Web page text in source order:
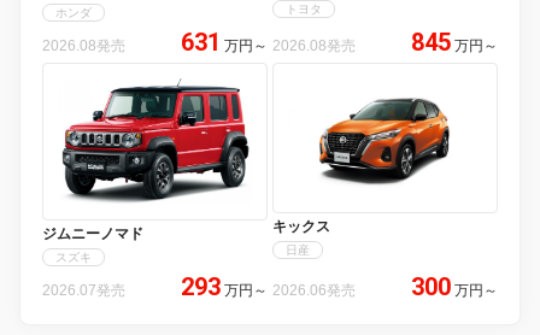
ホンダ
2026.08発売 631 万円 ～
トヨタ
2026.08発売 845 万円 ～
ジムニーノマド
スズキ
2026.07発売 293 万円 ～
キックス
日産
2026.06発売 300 万円 ～